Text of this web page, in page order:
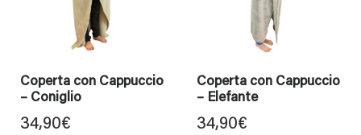
Coperta con Cappuccio
– Coniglio
34,90€
Coperta con Cappuccio
– Elefante
34,90€